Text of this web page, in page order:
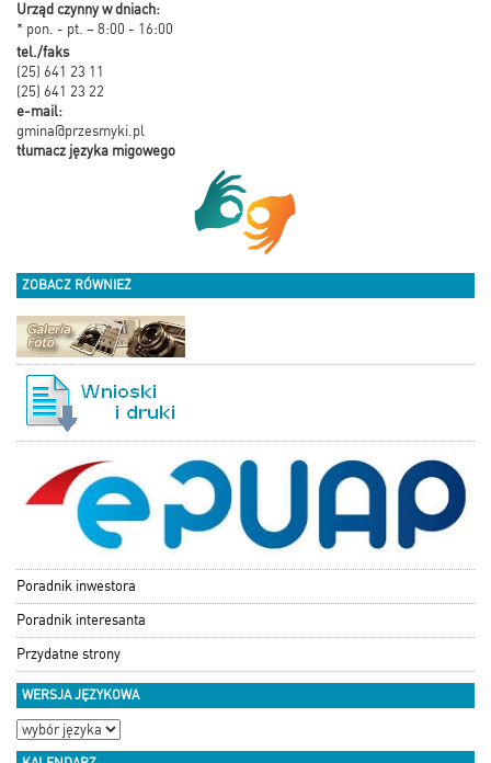
Urząd czynny w dniach:
* pon. - pt. – 8:00 - 16:00
tel./faks
(25) 641 23 11
(25) 641 23 22
e-mail:
gmina@przesmyki.pl
tłumacz języka migowego
ZOBACZ RÓWNIEŻ
Poradnik inwestora
Poradnik interesanta
Przydatne strony
WERSJA JĘZYKOWA